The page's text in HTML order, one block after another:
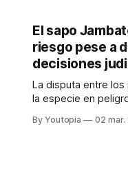
El sapo
riesgo pese a
decisiones
La disputa entre
la especie en
para Angamarca no
By Youtopia 02 mar.